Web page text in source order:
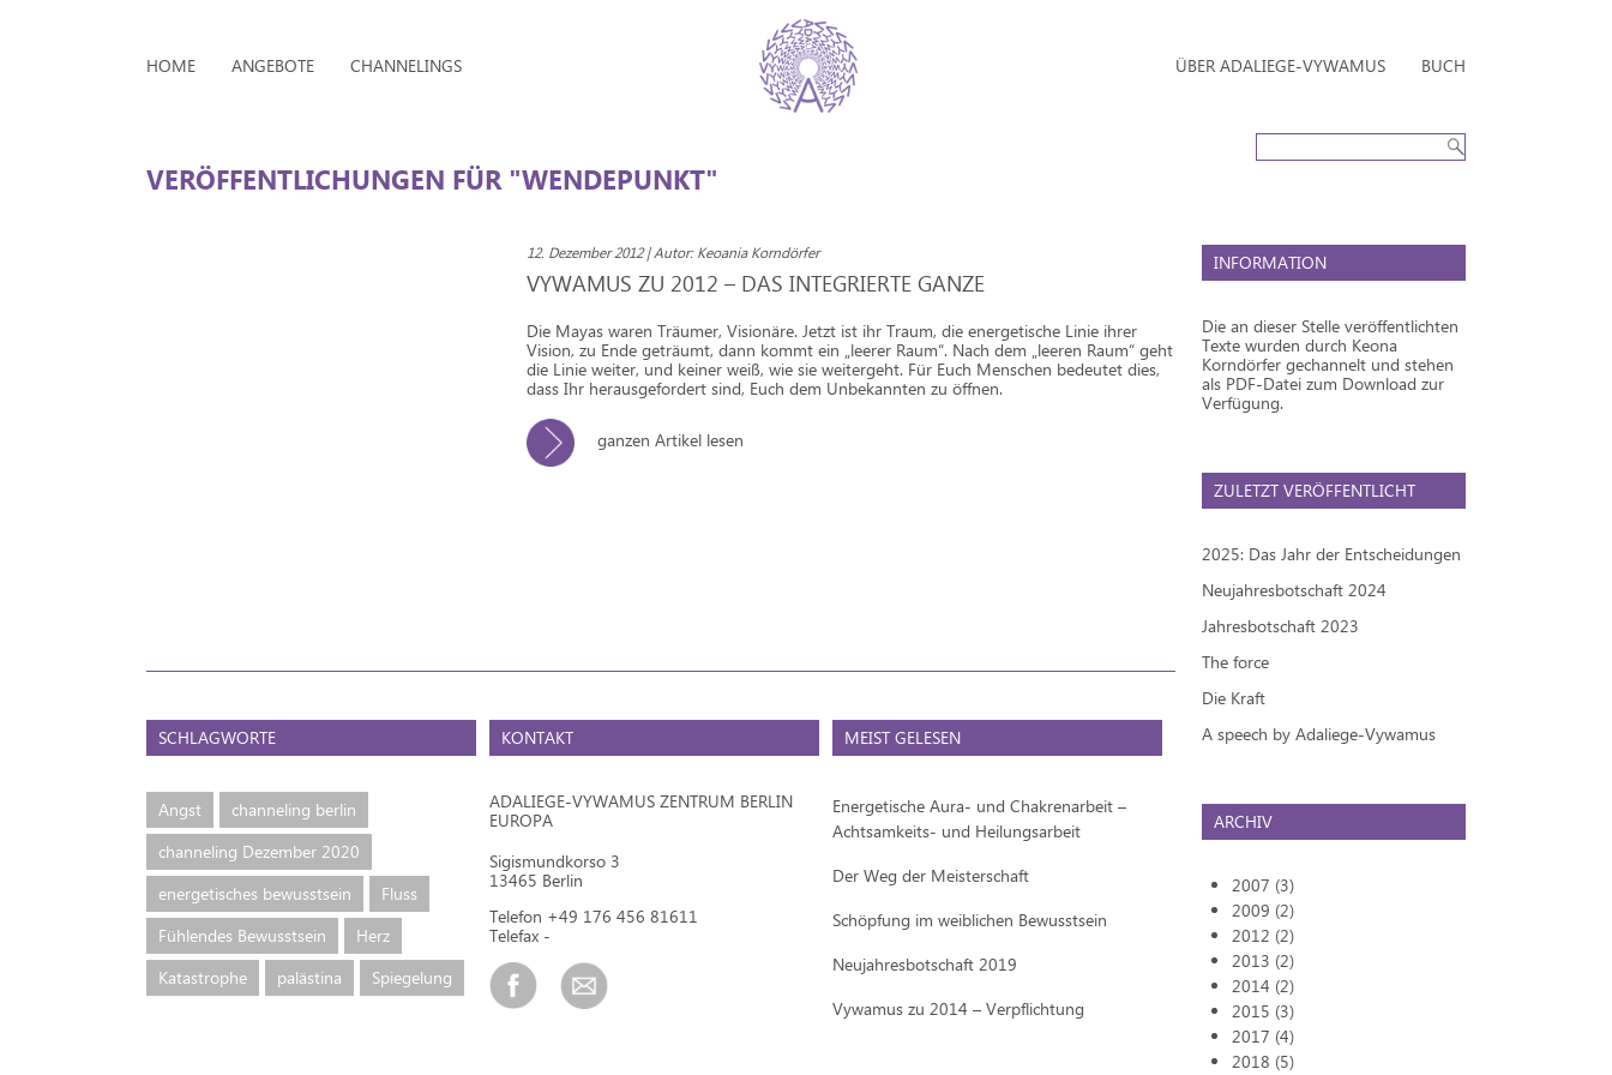
HOME ANGEBOTE CHANNELINGS ÜBER ADALIEGE-VYWAMUS BUCH
VERÖFFENTLICHUNGEN FÜR "WENDEPUNKT"
12. Dezember 2012 | Autor: Keoania Korndörfer
VYWAMUS ZU 2012 – DAS INTEGRIERTE GANZE
Die Mayas waren Träumer, Visionäre. Jetzt ist ihr Traum, die energetische Linie ihrer
Vision, zu Ende geträumt, dann kommt ein „leerer Raum“. Nach dem „leeren Raum“ geht
die Linie weiter, und keiner weiß, wie sie weitergeht. Für Euch Menschen bedeutet dies,
dass Ihr herausgefordert sind, Euch dem Unbekannten zu öffnen.
ganzen Artikel lesen
SCHLAGWORTE
Angst
channeling berlin
channeling Dezember 2020
energetisches bewusstsein
Fluss
Fühlendes Bewusstsein
Herz
Katastrophe
palästina Spiegelung
KONTAKT
ADALIEGE-VYWAMUS ZENTRUM BERLIN
EUROPA
Sigismundkorso 3
13465 Berlin
Telefon +49 176 456 81611
Telefax -
MEIST GELESEN
Energetische Aura- und Chakrenarbeit –
Achtsamkeits- und Heilungsarbeit
Der Weg der Meisterschaft
Schöpfung im weiblichen Bewusstsein
Neujahresbotschaft 2019
Vywamus zu 2014 – Verpflichtung
INFORMATION
Die an dieser Stelle veröffentlichten
Texte wurden durch Keona
Korndörfer gechannelt und stehen
als PDF-Datei zum Download zur
Verfügung.
ZULETZT VERÖFFENTLICHT
2025: Das Jahr der Entscheidungen
Neujahresbotschaft 2024
Jahresbotschaft 2023
The force
Die Kraft
A speech by Adaliege-Vywamus
ARCHIV
2007 (3)
2009 (2)
2012 (2)
2013 (2)
2014 (2)
2015 (3)
2017 (4)
2018 (5)